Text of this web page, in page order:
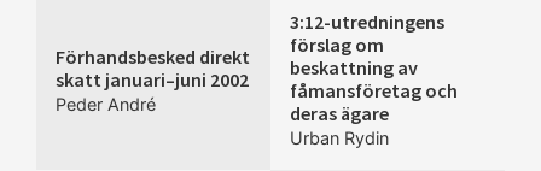
Förhandsbesked direkt
skatt januari–juni 2002
Peder André
3:12-utredningens
förslag om
beskattning av
fåmansföretag och
deras ägare
Urban Rydin